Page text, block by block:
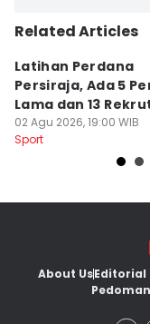
Related Articles
Latihan Perdana
Persiraja, Ada 5
Lama dan 13
02 Agu 2026, 19:00 WIB
Sport
About UsEditorial